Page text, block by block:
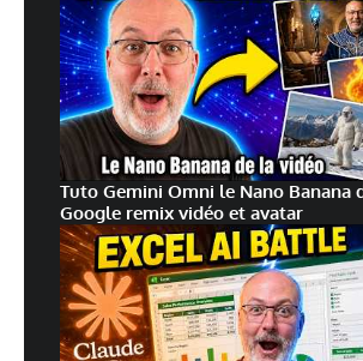
Tuto Gemini Omni le Nano Banana
Google remix vidéo et avatar